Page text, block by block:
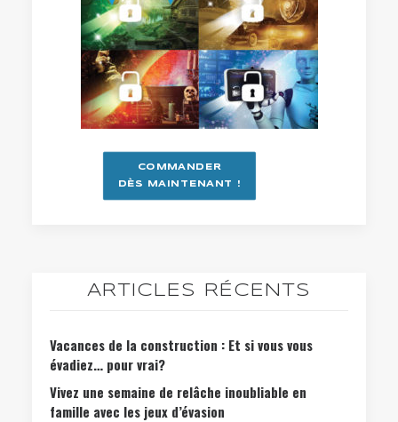
COMMANDER
DÈS MAINTENANT !
ARTICLES RÉCENTS
Vacances de la construction : Et si vous vous
évadiez… pour vrai?
Vivez une semaine de relâche inoubliable en
famille avec les jeux d’évasion